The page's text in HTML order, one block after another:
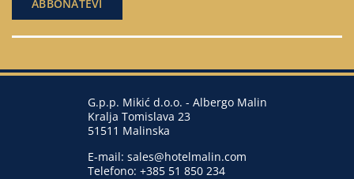
G.p.p. Mikić d.o.o. - Albergo Malin
Kralja Tomislava 23
51511 Malinska
E-mail: sales@hotelmalin.com
Telefono: +385 51 850 234